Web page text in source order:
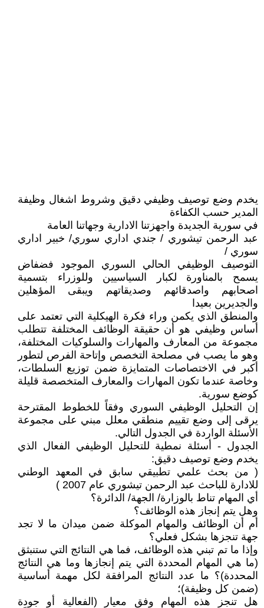
يخدم وضع توصيف وظيفي دقيق وشروط اشغال وظيفة
المدير حسب الكفاءة
في سورية الجديدة واجهزتنا الادارية وجهاتنا العامة
عبد الرحمن تيشوري / جندي اداري سوري/ خبير اداري
سوري /
التوصيف الوظيفي الحالي السوري الموجود فضفاض
يسمح بالمناورة لكبار السياسيين وللوزراء بتسمية
اصحابهم واصدقائهم وصديقاتهم ويبقى المؤهلين
والجديرين بعيدا
والمنطق الذي يكمن وراء فكرة الهيكلية التي تعتمد على
أساس وظيفي هو أن حقيقة الوظائف المختلفة تتطلب
مجموعة من المعارف والمهارات والسلوكيات المختلفة،
وهو ما يصب في مصلحة التخصص وإتاحة الفرص لتطور
أكبر في الاختصاصات المتمايزة ضمن توزيع السلطات،
وخاصة عندما تكون المهارات والمعارف المتخصصة قليلة
كوضع سورية.
إن التحليل الوظيفي السوري وفقاً للخطوط المقترحة
يرقى إلى وضع تقييم منطقي معلل مبني على مجموعة
الأسئلة الواردة في الجدول التالي.
الجدول - أسئلة نمطية للتحليل الوظيفي الفعال الذي
يخدم وضع توصيف دقيق:
( من بحث علمي تطبيقي سابق في المعهد الوطني
للادارة للباحث عبد الرحمن تيشوري عام 2007 )
أي المهام تناط بالوزارة/ الجهة/ الدائرة؟
وهل يتم إنجاز هذه الوظائف؟
أم أن الوظائف والمهام الموكلة ضمن ميدان ما لا تجد
جهة تنجزها بشكل فعلي؟
وإذا ما تم تبني هذه الوظائف، فما هي النتائج التي ستنبثق
(ما هي المهام المحددة التي يتم إنجازها وما هي النتائج
المحددة)؟ ما عدد النتائج المرافقة لكل مهمة أساسية
(ضمن كل وظيفة)؛
هل تنجز هذه المهام وفق معيار (الفعالية أو جودة